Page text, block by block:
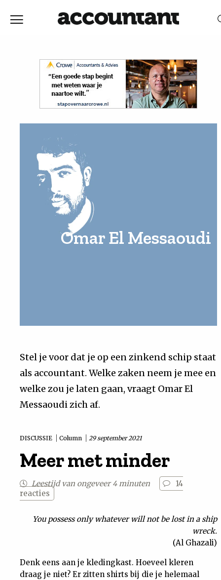
Achtergrond
Magazine
Podcast
Nieuwsbrief
Contact
Omar El Messaoudi
Stel je voor dat je op een zinkend schip staat
als accountant. Welke zaken neem je mee en
welke zou je laten gaan, vraagt Omar El
Messaoudi zich af.
DISCUSSIE Column 29 september 2021
Meer met minder
Leestijd van ongeveer 4 minuten
14
reacties
You possess only whatever will not be lost in a ship
wreck.
(Al Ghazali)
Denk eens aan je kledingkast. Hoeveel kleren
draag je niet? Er zitten shirts bij die je helemaal
RELEVANTIEDATUM